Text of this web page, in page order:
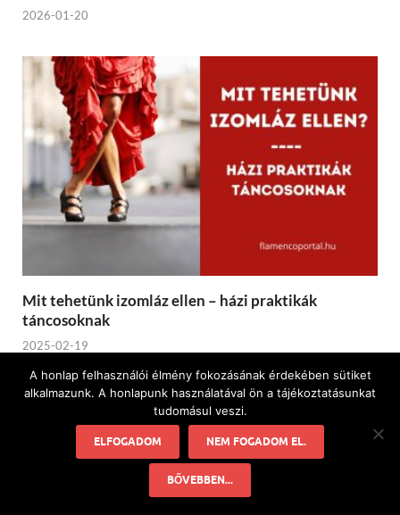
2026-01-20
Mit tehetünk izomláz ellen – házi praktikák
táncosoknak
2025-02-19
A honlap felhasználói élmény fokozásának érdekében sütiket
alkalmazunk. A honlapunk használatával ön a tájékoztatásunkat
tudomásul veszi.
ELFOGADOM NEM FOGADOM EL.
BŐVEBBEN...